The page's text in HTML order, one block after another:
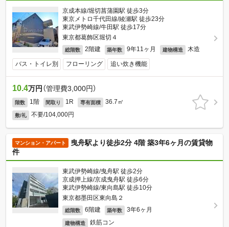
京成本線/堀切菖蒲園駅 徒歩3分
東京メトロ千代田線/綾瀬駅 徒歩23分
東武伊勢崎線/牛田駅 徒歩17分
東京都葛飾区堀切４
総階数 2階建 築年数 9年11ヶ月 建物構造 木造
バス・トイレ別 フローリング 追い炊き機能
10.4万円 （管理費3,000円）
階数 1階 間取り 1R 専有面積 36.7㎡
敷/礼 不要/104,000円
マンション・アパート
曳舟駅より徒歩2分 4階 築3年6ヶ月の賃貸物
件
東武伊勢崎線/曳舟駅 徒歩2分
京成押上線/京成曳舟駅 徒歩6分
東武伊勢崎線/東向島駅 徒歩10分
東京都墨田区東向島２
総階数 6階建 築年数 3年6ヶ月
建物構造 鉄筋コン